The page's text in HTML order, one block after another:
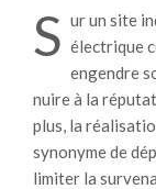
S ur un site
électrique
engendre
nuire à la
plus, la
synonyme de
limiter la